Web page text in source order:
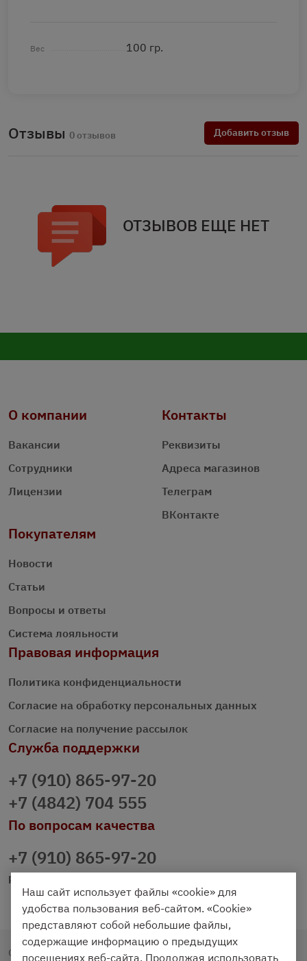
Вес 100 гр.
Отзывы 0 отзывов Добавить отзыв
ОТЗЫВОВ ЕЩЕ НЕТ
О компании
Вакансии
Сотрудники
Лицензии
Контакты
Реквизиты
Адреса магазинов
Телеграм
ВКонтакте
Покупателям
Новости
Статьи
Вопросы и ответы
Система лояльности
Правовая информация
Политика конфиденциальности
Согласие на обработку персональных данных
Согласие на получение рассылок
Служба поддержки
+7 (910) 865-97-20
+7 (4842) 704 555
По вопросам качества
+7 (910) 865-97-20
prazdnichniy40@palmi.ru
Copyright © 2020 - 2026. Праздничный Стол.
Наш сайт использует файлы «cookie» для
удобства пользования веб-сайтом. «Cookie»
представляют собой небольшие файлы,
содержащие информацию о предыдущих
посещениях веб-сайта. Продолжая использовать